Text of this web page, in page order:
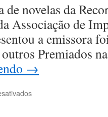
de novelas da
Associação de
a emissora
Premiados
→
em